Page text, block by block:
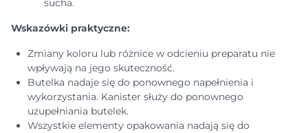
sucha.
Wskazówki praktyczne:
Zmiany koloru lub różnice w odcieniu preparatu nie
wpływają na jego skuteczność.
Butelka nadaje się do ponownego napełnienia i
wykorzystania. Kanister służy do ponownego
uzupełniania butelek.
Wszystkie elementy opakowania nadają się do